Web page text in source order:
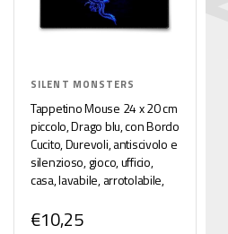
SILENT MONSTERS
Tappetino Mouse 24 x 20 cm
piccolo, Drago blu, con Bordo
Cucito, Durevoli, antiscivolo e
silenzioso, gioco, ufficio,
casa, lavabile, arrotolabile,
Mousepad
€10,25